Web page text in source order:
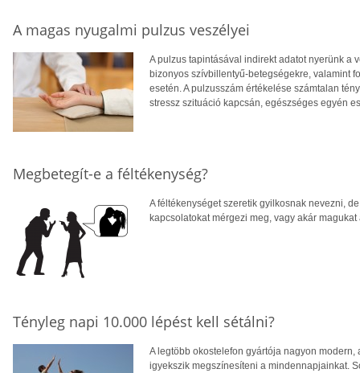
A magas nyugalmi pulzus veszélyei
A pulzus tapintásával indirekt adatot nyerünk a
bizonyos szívbillentyű-betegségekre, valamint
esetén. A pulzusszám értékelése számtalan
stressz szituáció kapcsán, egészséges egyén
Megbetegít-e a féltékenység?
A féltékenységet szeretik gyilkosnak nevezni,
kapcsolatokat mérgezi meg, vagy akár
Tényleg napi 10.000 lépést kell sétálni?
A legtöbb okostelefon gyártója nagyon
igyekszik megszínesíteni a mindennapjainkat.